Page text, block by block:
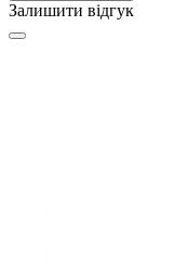
Залишити відгук